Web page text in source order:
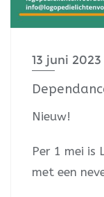
13 juni 2023
Nieuw!
Per 1 mei is
met een